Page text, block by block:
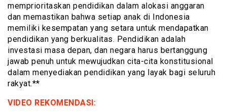
memprioritaskan pendidikan dalam alokasi anggaran
dan memastikan bahwa setiap anak di Indonesia
memiliki kesempatan yang setara untuk mendapatkan
pendidikan yang berkualitas. Pendidikan adalah
investasi masa depan, dan negara harus bertanggung
jawab penuh untuk mewujudkan cita-cita konstitusional
dalam menyediakan pendidikan yang layak bagi seluruh
rakyat.**
VIDEO REKOMENDASI: